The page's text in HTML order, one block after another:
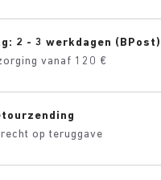
2 - 3 werkdagen (BPost)
vanaf 120 €
op teruggave